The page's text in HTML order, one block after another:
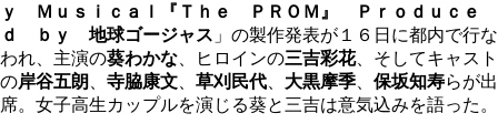
ｙ Ｍｕｓｉｃａｌ『Ｔｈｅ ＰＲＯＭ』 Ｐｒｏｄｕｃｅ
ｄ ｂｙ 地球ゴージャス 」の製作発表が１６日に都内で行な
われ、主演の葵わかな 、ヒロインの三吉彩花、そしてキャスト
の岸谷五朗 寺脇康文 草刈民代 大黒摩季 保坂知寿らが出
席。女子高生カップルを演じる葵と三吉は意気込みを語った。